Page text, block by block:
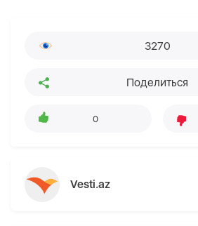
3270
Поделиться
0
Vesti.az